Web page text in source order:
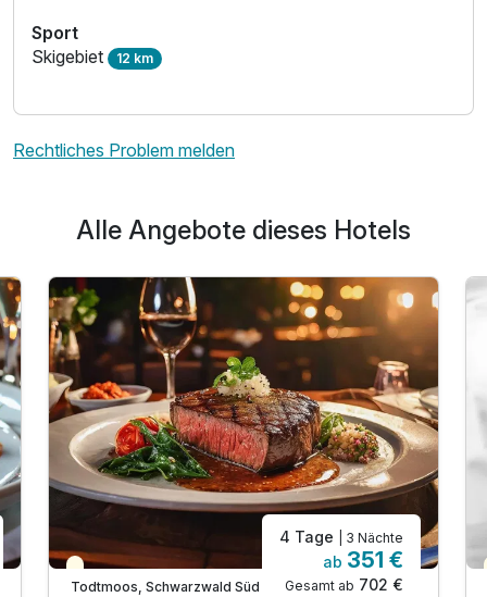
Sport
Skigebiet 12 km
Rechtliches Problem melden
Alle Angebote dieses Hotels
Teilweise ausgelastet
Todtmoos, Schwarzwald Süd
4 Tage | 3 Nächte
ab 351 €
Gesamt ab 702 €